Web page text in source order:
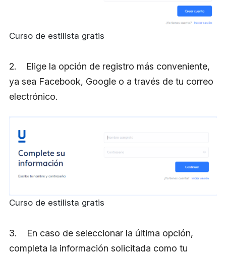
Curso de estilista gratis
2. Elige la opción de registro más conveniente,
ya sea Facebook, Google o a través de tu correo
electrónico.
Curso de estilista gratis
3. En caso de seleccionar la última opción,
completa la información solicitada como tu